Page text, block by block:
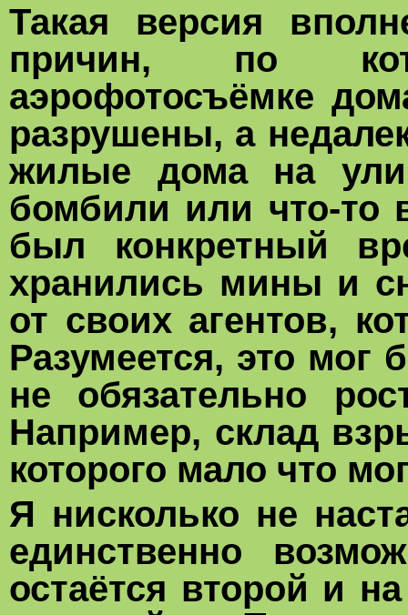
Такая версия
причин, по
аэрофотосъёмке
разрушены, а
жилые дома на
бомбили или что-то
был конкретный
хранились мины и
от своих агентов,
Разумеется, это мог
не обязательно
Например, склад
которого мало что
Я нисколько не
единственно
остаётся второй и